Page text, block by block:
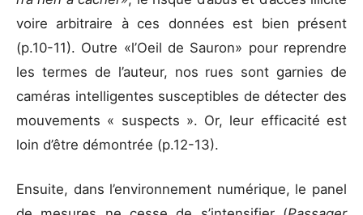
voire arbitraire à ces données est bien présent
(p.10-11). Outre «l’Oeil de Sauron» pour reprendre
les termes de l’auteur, nos rues sont garnies de
caméras intelligentes susceptibles de détecter des
mouvements « suspects ». Or, leur efficacité est
loin d’être démontrée (p.12-13).
Ensuite, dans l’environnement numérique, le panel